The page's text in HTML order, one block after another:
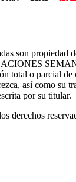
son propiedad
total o parcial de
así como su
por su titular.
derechos